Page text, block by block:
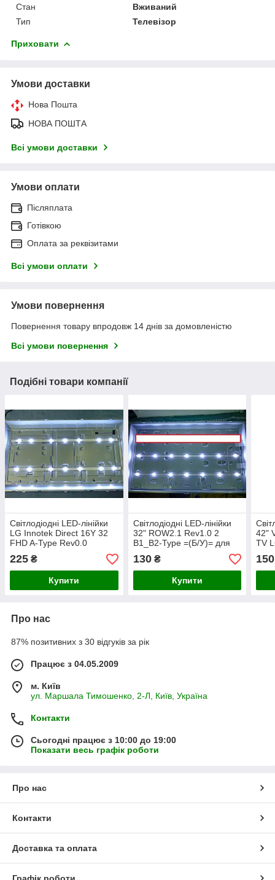
Стан
Вживаний
Тип
Телевізор
Приховати
Умови доставки
Нова Пошта
НОВА ПОШТА
Всі умови доставки
Умови оплати
Післяплата
Готівкою
Оплата за реквізитами
Всі умови оплати
Умови повернення
Повернення товару впродовж 14 днів за домовленістю
Всі умови повернення
Подібні товари компанії
Світлодіодні LED-лінійки
LG Innotek Direct 16Y 32
FHD A-Type Rev0.0
151105 (LED LG
32LH604V-ZB)
225 ₴
Купити
Світлодіодні LED-лінійки
32" ROW2.1 Rev1.0 2
B1_B2-Type =(Б/У)= для
LED-телевізора LG
32LA615V-ZE.
130₴
Купити
42"
TV
150
Про нас
87% позитивних з 30 відгуків за рік
Працює з 04.05.2009
м. Київ
ул. Маршала Тимошенко, 2-Л, Київ, Україна
Контакти
Сьогодні працює з 10:00 до 19:00
Показати весь графік роботи
Про нас
Контакти
Доставка та оплата